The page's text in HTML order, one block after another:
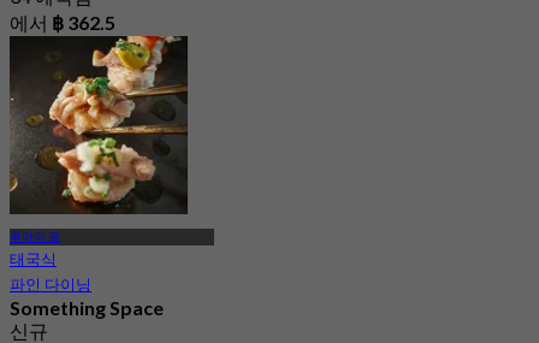
에서 ฿ 362.5
후아이 꽝
태국식
파인 다이닝
Something Space
신규